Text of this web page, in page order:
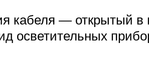
кабеля — открытый в
осветительных